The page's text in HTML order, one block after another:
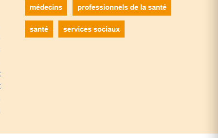
médecins professionnels de la santé
santé services sociaux